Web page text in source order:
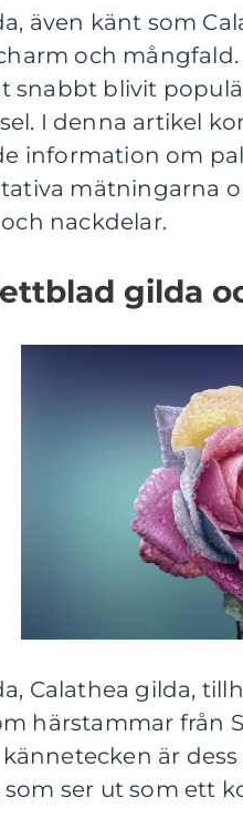
även känt som
och
snabbt blivit
I denna artikel
information om
mätningarna
nackdelar.
gilda
Calathea gilda,
härstammar från
är
ser ut som ett